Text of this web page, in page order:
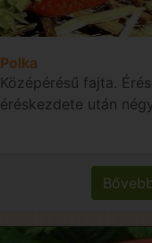
Polka
Középérésű fajta.
éréskezdete után